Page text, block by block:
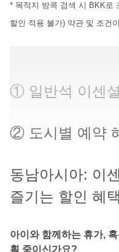
* 목적지 방콕 검색 시 BKK로
할인 적용 불가) 약관 및 조건
① 일반석 이센
② 도시별 예약
동남아시아: 이
즐기는 할인 혜택
아이와 함께하는 휴가,
획 중이신가요?